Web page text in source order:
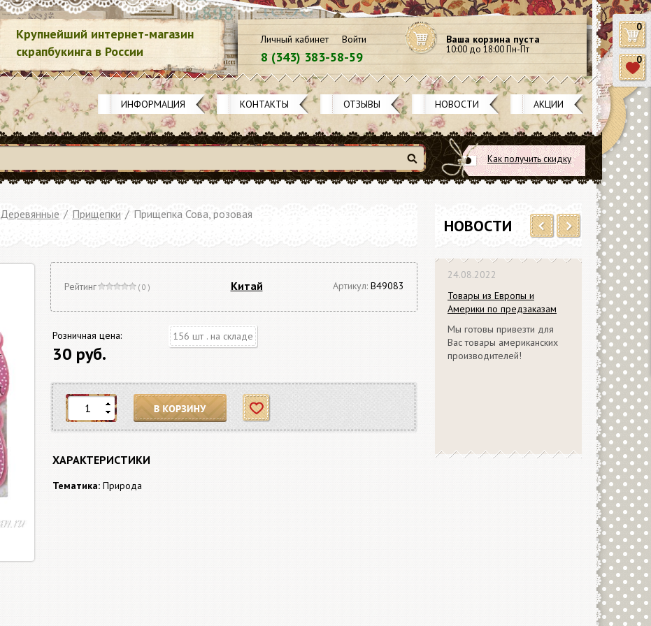
Ваша корзина пуста
10:00 до 18:00 Пн-Пт
Личный кабинет Войти
8 (343) 383-58-59
Крупнейший интернет-магазин
скрапбукинга в России
ИНФОРМАЦИЯ КОНТАКТЫ ОТЗЫВЫ НОВОСТИ АКЦИИ
Как получить скидку
Найти
НОВОСТИ
24.08.2022
Товары из Европы и
Америки по предзаказам
Мы готовы привезти для
Вас товары американских
производителей!
Деревянные / Прищепки / Прищепка Сова, розовая
Китай
Рейтинг ( 0 ) Артикул: В49083
Розничная цена:
30 руб.
156 шт . на складе
В корзину Отложить
ХАРАКТЕРИСТИКИ
Тематика: Природа
0
0